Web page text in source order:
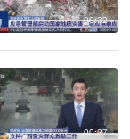
00:32
00:27